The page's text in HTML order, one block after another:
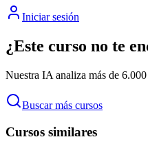
Iniciar sesión
¿Este curso no te
Nuestra IA analiza más de
Buscar más cursos
Cursos similares